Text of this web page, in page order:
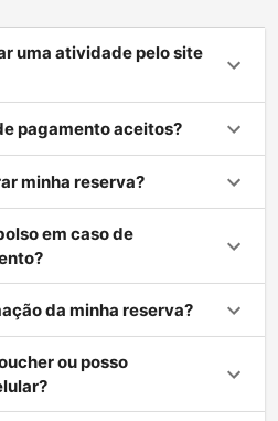
uma atividade pelo site
pagamento aceitos?
minha reserva?
em caso de
da minha reserva?
ou posso